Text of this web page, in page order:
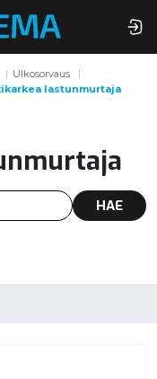
Ulkosorvaus
lastunmurtaja
HAE